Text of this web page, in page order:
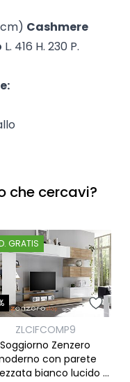
Cashmere
L. 416 H. 230 P.
che cercavi?
GRATIS
ZLCIFCOMP9
Soggiorno Zenzero
con parete
bianco lucido e